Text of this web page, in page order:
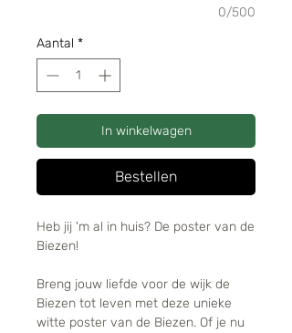
0/500
Aantal *
In winkelwagen
Bestellen
Heb jij 'm al in huis? De poster van de
Biezen!
Breng jouw liefde voor de wijk de
Biezen tot leven met deze unieke
witte poster van de Biezen. Of je nu